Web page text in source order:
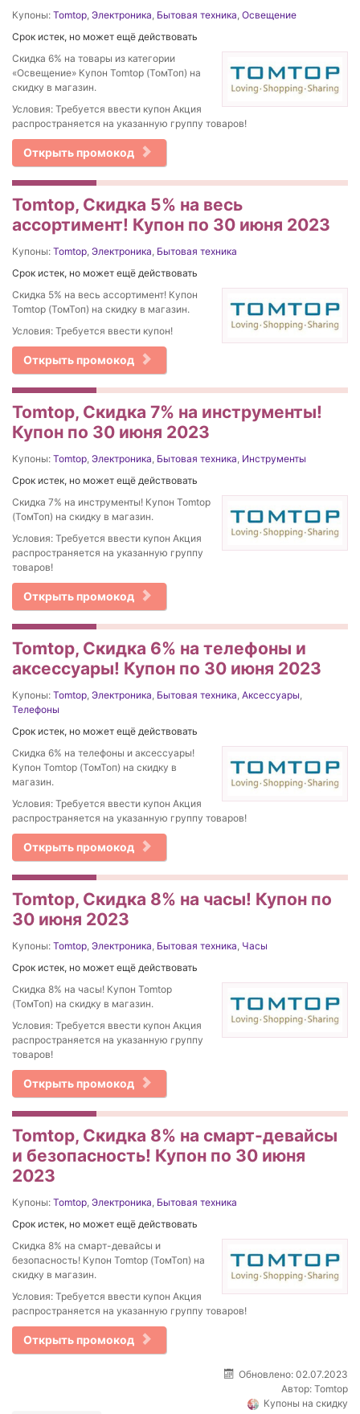
Купоны: Tomtop, Электроника, Бытовая техника, Освещение
Срок истек, но может ещё действовать
Скидка 6% на товары из категории
«Освещение» Купон Tomtop (ТомТоп) на
скидку в магазин.
Условия: Требуется ввести купон Акция
распространяется на указанную группу товаров!
Открыть промокод
Tomtop, Скидка 5% на весь
ассортимент! Купон по 30 июня 2023
Купоны: Tomtop, Электроника, Бытовая техника
Срок истек, но может ещё действовать
Скидка 5% на весь ассортимент! Купон
Tomtop (ТомТоп) на скидку в магазин.
Условия: Требуется ввести купон!
Открыть промокод
Tomtop, Скидка 7% на инструменты!
Купон по 30 июня 2023
Купоны: Tomtop, Электроника, Бытовая техника, Инструменты
Срок истек, но может ещё действовать
Скидка 7% на инструменты! Купон Tomtop
(ТомТоп) на скидку в магазин.
Условия: Требуется ввести купон Акция
распространяется на указанную группу
товаров!
Открыть промокод
Tomtop, Скидка 6% на телефоны и
аксессуары! Купон по 30 июня 2023
Купоны: Tomtop, Электроника, Бытовая техника, Аксессуары,
Телефоны
Срок истек, но может ещё действовать
Скидка 6% на телефоны и аксессуары!
Купон Tomtop (ТомТоп) на скидку в
магазин.
Условия: Требуется ввести купон Акция
распространяется на указанную группу товаров!
Открыть промокод
Tomtop, Скидка 8% на часы! Купон по
30 июня 2023
Купоны: Tomtop, Электроника, Бытовая техника, Часы
Срок истек, но может ещё действовать
Скидка 8% на часы! Купон Tomtop
(ТомТоп) на скидку в магазин.
Условия: Требуется ввести купон Акция
распространяется на указанную группу
товаров!
Открыть промокод
Tomtop, Скидка 8% на смарт-девайсы
и безопасность! Купон по 30 июня
2023
Купоны: Tomtop, Электроника, Бытовая техника
Срок истек, но может ещё действовать
Скидка 8% на смарт-девайсы и
безопасность! Купон Tomtop (ТомТоп) на
скидку в магазин.
Условия: Требуется ввести купон Акция
распространяется на указанную группу товаров!
Открыть промокод
Обновлено: 02.07.2023
Автор: Tomtop
Купоны на скидку